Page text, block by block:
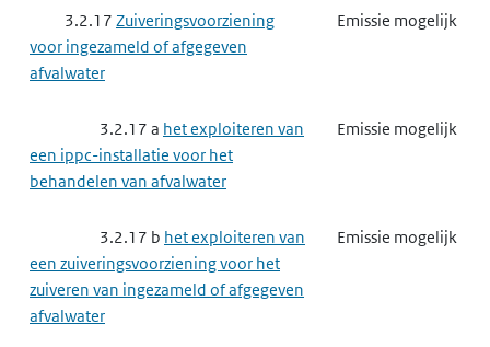
3.2.17 Zuiveringsvoorziening
voor ingezameld of afgegeven
afvalwater
Emissie mogelijk
3.2.17 a het exploiteren van
een ippc-installatie voor het
behandelen van afvalwater
Emissie mogelijk
3.2.17 b het exploiteren van
een zuiveringsvoorziening voor het
zuiveren van ingezameld of afgegeven
afvalwater
Emissie mogelijk